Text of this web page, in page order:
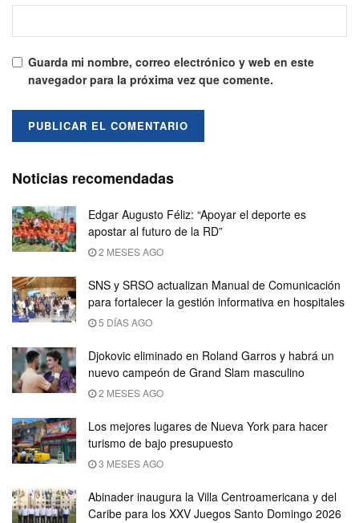
Guarda mi nombre, correo electrónico y web en este
navegador para la próxima vez que comente.
Noticias recomendadas
Edgar Augusto Féliz: “Apoyar el deporte es
apostar al futuro de la RD”
2 MESES AGO
SNS y SRSO actualizan Manual de Comunicación
para fortalecer la gestión informativa en hospitales
5 DÍAS AGO
Djokovic eliminado en Roland Garros y habrá un
nuevo campeón de Grand Slam masculino
2 MESES AGO
Los mejores lugares de Nueva York para hacer
turismo de bajo presupuesto
3 MESES AGO
Abinader inaugura la Villa Centroamericana y del
Caribe para los XXV Juegos Santo Domingo 2026